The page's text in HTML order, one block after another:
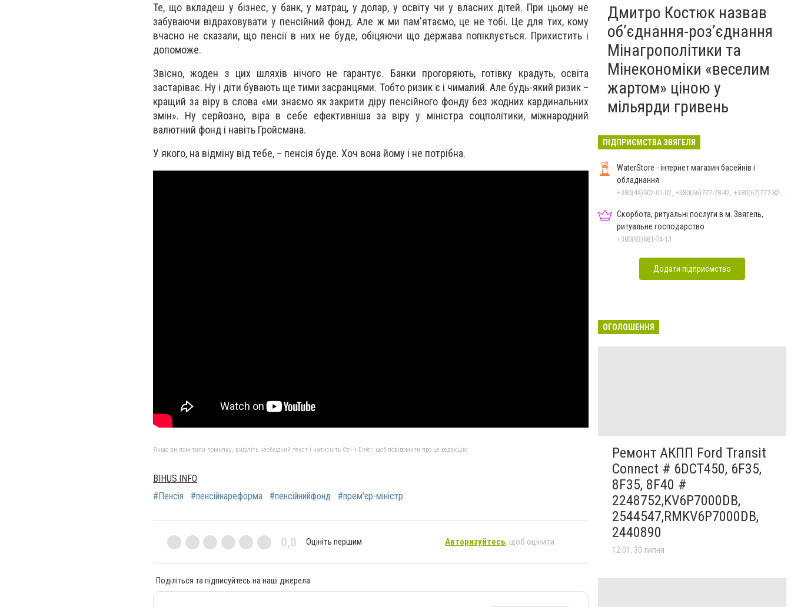
Те, що вкладеш у бізнес, у банк, у матрац, у долар, у освіту чи у власних дітей. При цьому не
забуваючи відраховувати у пенсійний фонд. Але ж ми пам'ятаємо, це не тобі. Це для тих, кому
вчасно не сказали, що пенсії в них не буде, обіцяючи що держава попіклується. Прихистить і
допоможе.
Звісно, жоден з цих шляхів нічого не гарантує. Банки прогоряють, готівку крадуть, освіта
застаріває. Ну і діти бувають ще тими засранцями. Тобто ризик є і чималий. Але будь-який ризик –
кращий за віру в слова «ми знаємо як закрити діру пенсійного фонду без жодних кардинальних
змін». Ну серйозно, віра в себе ефективніша за віру у міністра соцполітики, міжнародний
валютний фонд і навіть Гройсмана.
У якого, на відміну від тебе, – пенсія буде. Хоч вона йому і не потрібна.
Якщо ви помітили помилку, виділіть необхідний текст і натисніть Ctrl + Enter, щоб повідомити про це редакцію
BIHUS.INFO
#Пенсія
#пенсійнареформа #пенсійнийфонд #прем'єр-міністр
0,0 Оцініть першим Авторизуйтесь, щоб оцінити
Поділіться та підписуйтесь на наші джерела
Дмитро Костюк назвав
об’єднання-роз’єднання
Мінагрополітики та
Мінекономіки «веселим
жартом» ціною у
мільярди гривень
ПІДПРИЄМСТВА ЗВЯГЕЛЯ
WaterStore - інтернет магазин басейнів і
обладнання
+380(44)502-01-02, +380(66)777-78-42, +380(67)777-82-19, +380(67)890-80-80, +380(73)890-80-80, +380(44)502-01-03
Скорбота, ритуальні послуги в м. Звягель,
ритуальне господарство
+380(93)681-74-13
Додати підприємство
ОГОЛОШЕННЯ
Ремонт АКПП Ford Transit
Connect # 6DCT450, 6F35,
8F35, 8F40 #
2248752,KV6P7000DB,
2544547,RMKV6P7000DB,
2440890
12:01, 30 липня